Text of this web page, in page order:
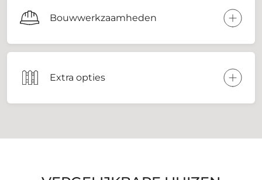
Bouwwerkzaamheden
Extra opties